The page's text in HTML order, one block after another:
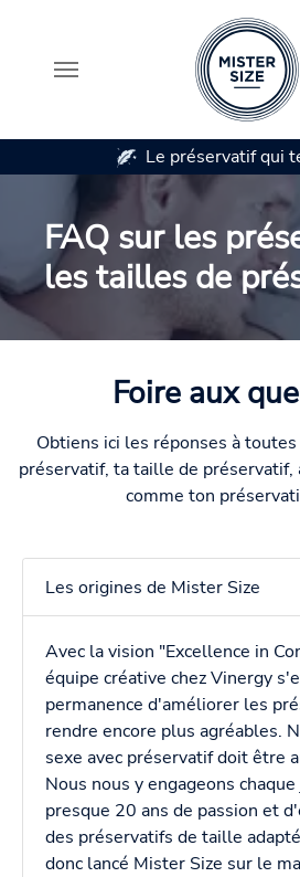
Aller au contenu principal
préservatif qui te convient
FAQ sur les
les tailles de
Foire aux
Obtiens ici les réponses à
préservatif, ta taille de préservatif,
comme ton
Les origines de Mister Size
Avec la vision "Excellence in
équipe créative chez Vinergy
permanence d'améliorer les
rendre encore plus agréables.
sexe avec préservatif doit être
Nous nous y engageons
presque 20 ans de passion et
des préservatifs de taille
donc lancé Mister Size sur le